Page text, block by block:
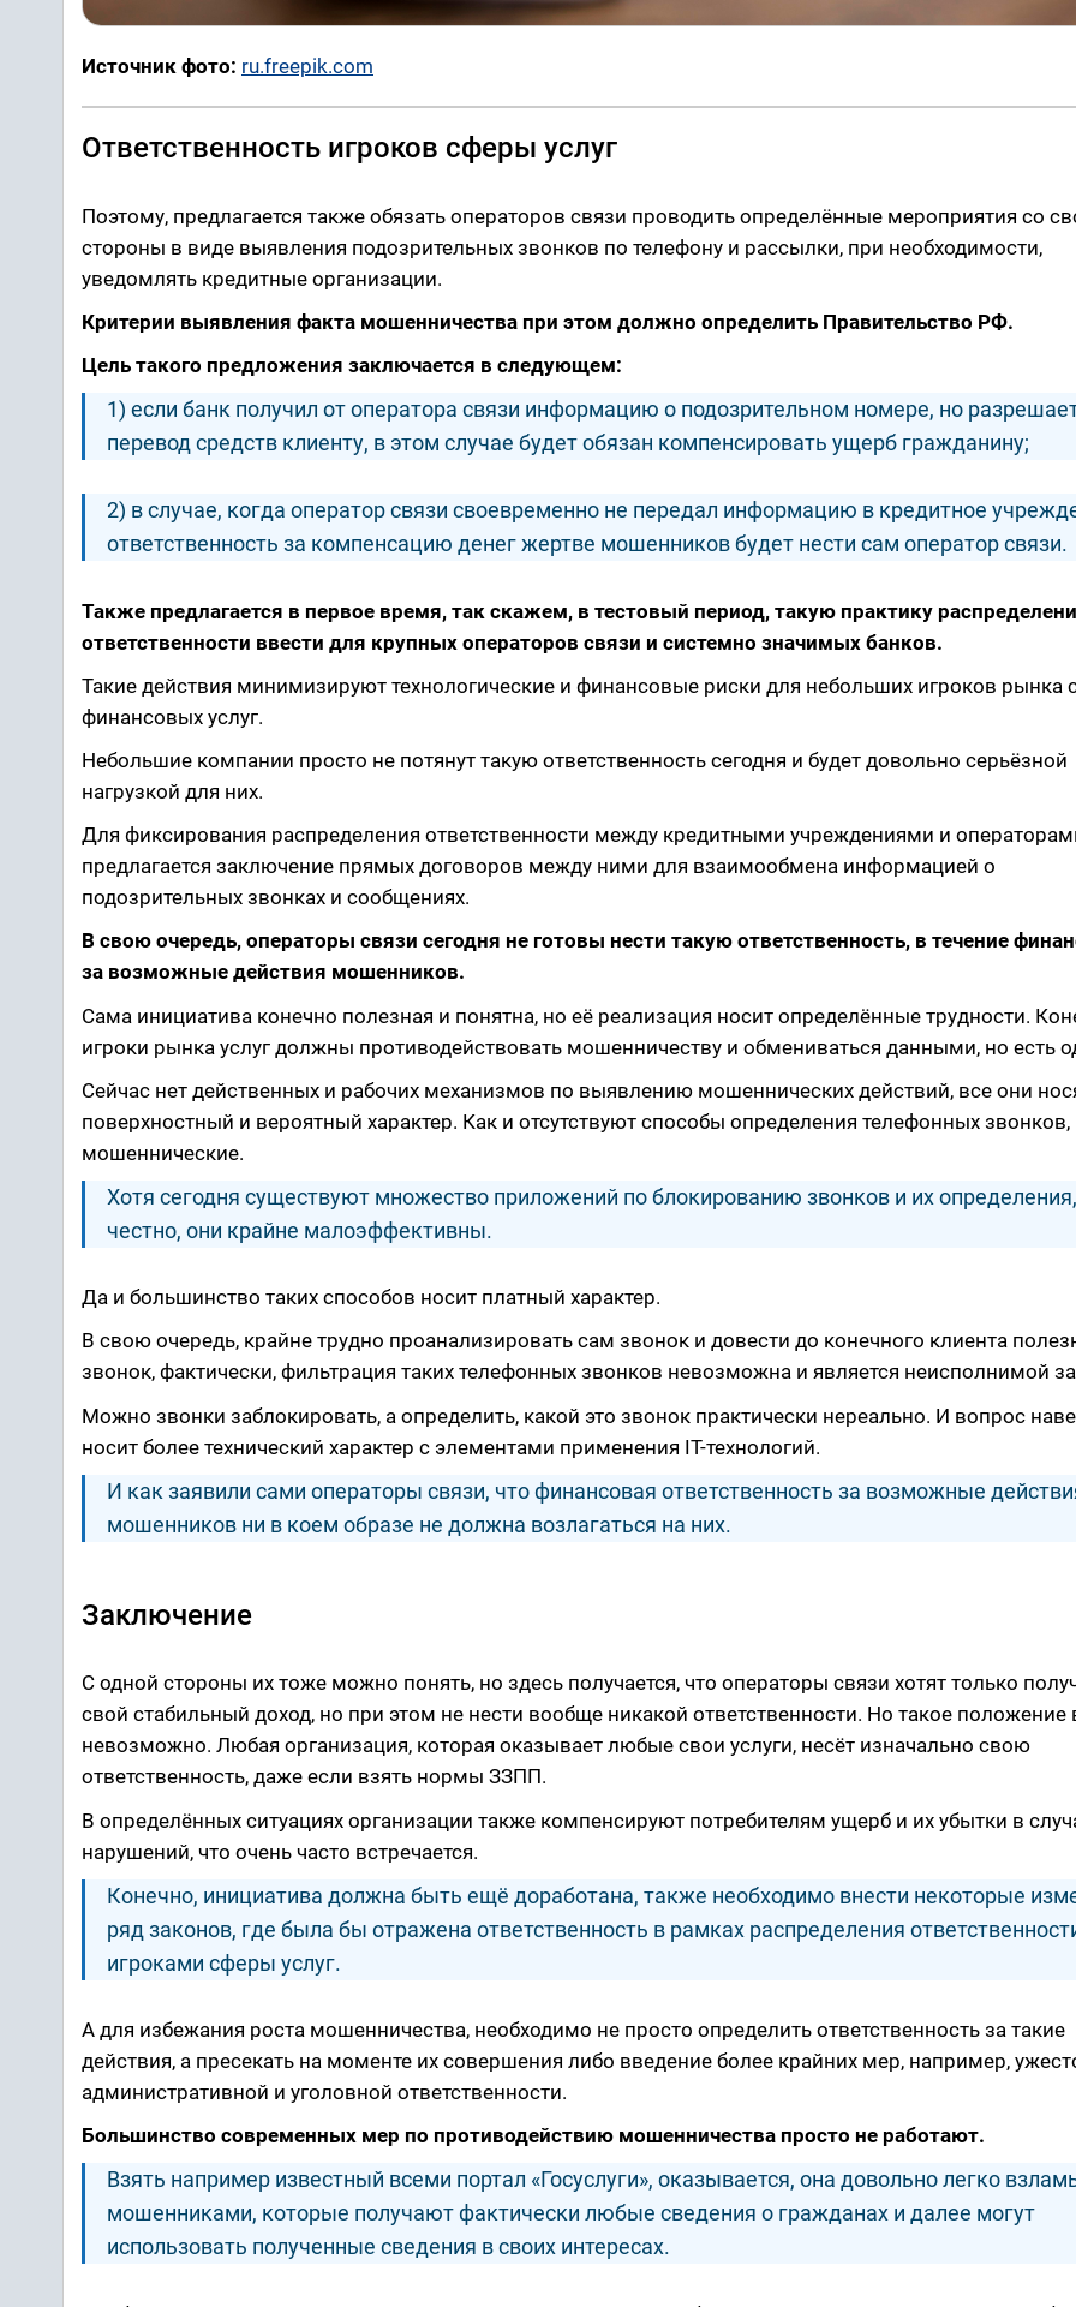
Источник фото: ru.freepik.com
Ответственность игроков сферы услуг
Поэтому, предлагается также обязать операторов связи проводить определённые мероприятия со
стороны в виде выявления подозрительных звонков по телефону и рассылки, при необходимости,
уведомлять кредитные организации.
Критерии выявления факта мошенничества при этом должно определить Правительство РФ.
Цель такого предложения заключается в следующем:
1) если банк получил от оператора связи информацию о подозрительном номере, но
перевод средств клиенту, в этом случае будет обязан компенсировать ущерб гражданину;
2) в случае, когда оператор связи своевременно не передал информацию в кредитное
ответственность за компенсацию денег жертве мошенников будет нести сам оператор связи.
Также предлагается в первое время, так скажем, в тестовый период, такую практику
ответственности ввести для крупных операторов связи и системно значимых банков.
Такие действия минимизируют технологические и финансовые риски для небольших игроков рынка
финансовых услуг.
Небольшие компании просто не потянут такую ответственность сегодня и будет довольно серьёзной
нагрузкой для них.
Для фиксирования распределения ответственности между кредитными учреждениями и
предлагается заключение прямых договоров между ними для взаимообмена информацией о
подозрительных звонках и сообщениях.
В свою очередь, операторы связи сегодня не готовы нести такую ответственность, в течение
за возможные действия мошенников.
Сама инициатива конечно полезная и понятна, но её реализация носит определённые трудности.
игроки рынка услуг должны противодействовать мошенничеству и обмениваться данными, но есть
Сейчас нет действенных и рабочих механизмов по выявлению мошеннических действий, все они
поверхностный и вероятный характер. Как и отсутствуют способы определения телефонных звонков,
мошеннические.
Хотя сегодня существуют множество приложений по блокированию звонков и их
честно, они крайне малоэффективны.
Да и большинство таких способов носит платный характер.
В свою очередь, крайне трудно проанализировать сам звонок и довести до конечного клиента
звонок, фактически, фильтрация таких телефонных звонков невозможна и является неисполнимой
Можно звонки заблокировать, а определить, какой это звонок практически нереально. И вопрос
носит более технический характер с элементами применения IT-технологий.
И как заявили сами операторы связи, что финансовая ответственность за возможные
мошенников ни в коем образе не должна возлагаться на них.
Заключение
С одной стороны их тоже можно понять, но здесь получается, что операторы связи хотят только
свой стабильный доход, но при этом не нести вообще никакой ответственности. Но такое положение
невозможно. Любая организация, которая оказывает любые свои услуги, несёт изначально свою
ответственность, даже если взять нормы ЗЗПП.
В определённых ситуациях организации также компенсируют потребителям ущерб и их убытки в
нарушений, что очень часто встречается.
Конечно, инициатива должна быть ещё доработана, также необходимо внести некоторые
ряд законов, где была бы отражена ответственность в рамках распределения
игроками сферы услуг.
А для избежания роста мошенничества, необходимо не просто определить ответственность за такие
действия, а пресекать на моменте их совершения либо введение более крайних мер, например,
административной и уголовной ответственности.
Большинство современных мер по противодействию мошенничества просто не работают.
Взять например известный всеми портал «Госуслуги», оказывается, она довольно легко
мошенниками, которые получают фактически любые сведения о гражданах и далее могут
использовать полученные сведения в своих интересах.